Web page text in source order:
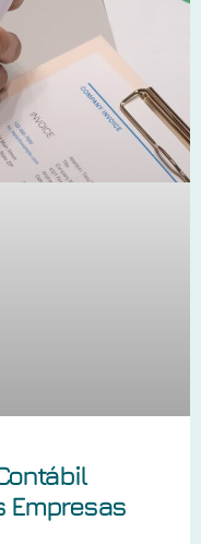
Empresas